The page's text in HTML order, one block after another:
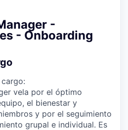
-
- Onboarding
vela por el óptimo
el bienestar y
y por el seguimiento
grupal e individual. Es